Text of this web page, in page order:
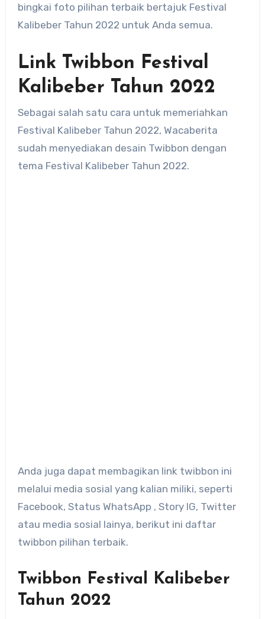
bingkai foto pilihan terbaik bertajuk Festival
Kalibeber Tahun 2022 untuk Anda semua.
Link Twibbon Festival
Kalibeber Tahun 2022
Sebagai salah satu cara untuk memeriahkan
Festival Kalibeber Tahun 2022, Wacaberita
sudah menyediakan desain Twibbon dengan
tema Festival Kalibeber Tahun 2022.
Anda juga dapat membagikan link twibbon ini
melalui media sosial yang kalian miliki, seperti
Facebook, Status WhatsApp , Story IG, Twitter
atau media sosial lainya, berikut ini daftar
twibbon pilihan terbaik.
Twibbon Festival Kalibeber
Tahun 2022